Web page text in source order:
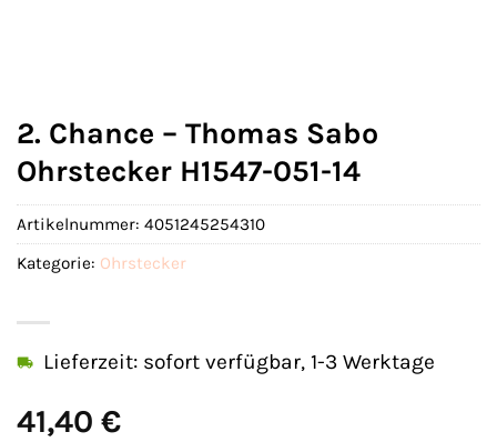
2. Chance – Thomas Sabo
Ohrstecker H1547-051-14
41,40 €
Lieferzeit: sofort verfügbar, 1-3 Werktage
Artikelnummer: 4051245254310
Kategorie: Ohrstecker